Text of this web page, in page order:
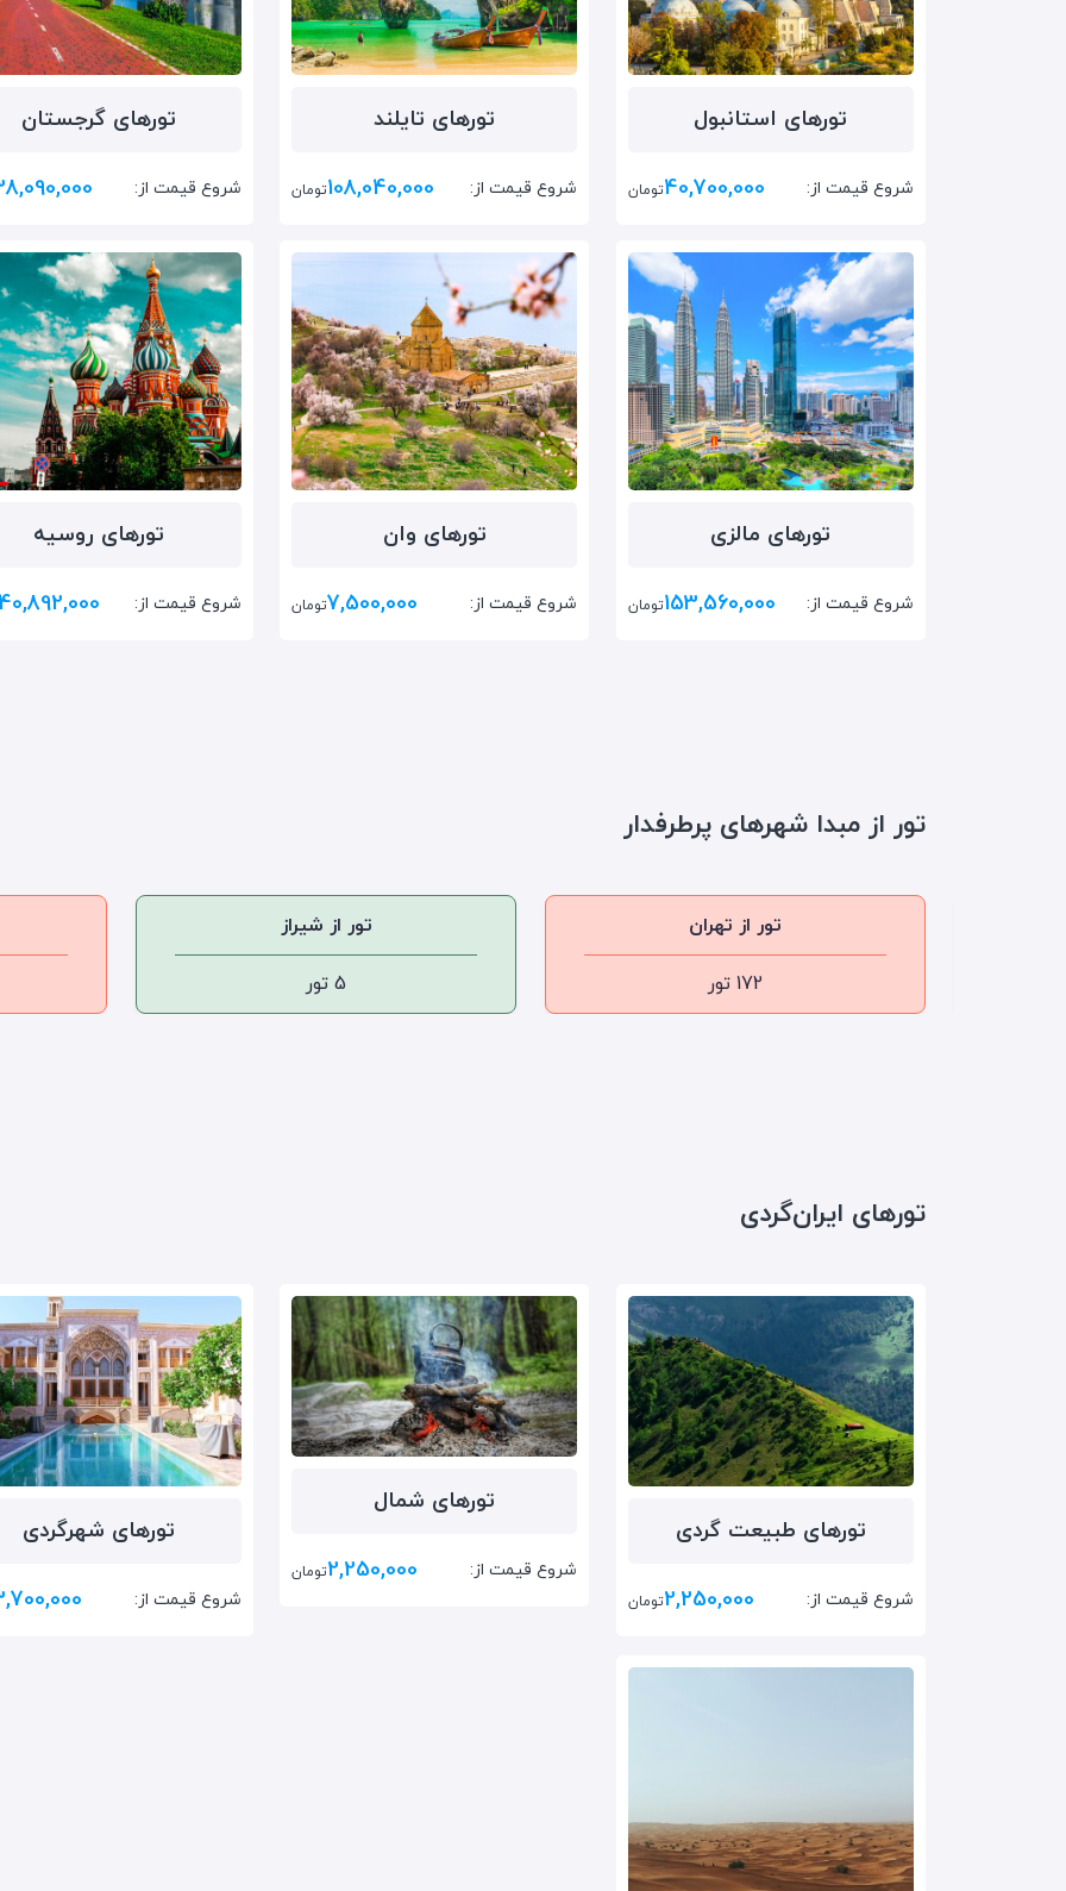
تور‌های استانبول
شروع قیمت از: 40,700,000تومان
تور‌های تایلند
شروع قیمت از: 108,040,000تومان
تور‌های گرجستان
شروع قیمت از:
تور‌های مالزی
شروع قیمت از: 153,560,000تومان
تور‌های وان
شروع قیمت از: 7,500,000تومان
تور‌های روسیه
شروع قیمت از:
تور از مبدا شهرهای پرطرفدار
تور از تهران
172 تور
تور از شیراز
5 تور
تورهای ایران‌گردی
تور‌های طبیعت گردی
شروع قیمت از: 2,250,000تومان
تور‌های شمال
شروع قیمت از: 2,250,000تومان
تور‌های شهرگردی
شروع قیمت از: